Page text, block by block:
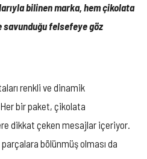
bilinen marka, hem çikolata
savunduğu felsefeye göz
renkli ve dinamik
bir paket, çikolata
dikkat çeken mesajlar içeriyor.
bölünmüş olması da